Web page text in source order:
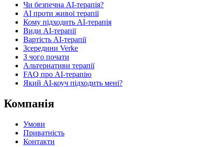
Чи безпечна AI-терапія?
AI проти живої терапії
Кому підходить AI-терапія
Види AI-терапії
Вартість AI-терапії
Зсередини Verke
З чого почати
Альтернативи терапії
FAQ про AI-терапію
Який AI-коуч підходить мені?
Компанія
Умови
Приватність
Контакти